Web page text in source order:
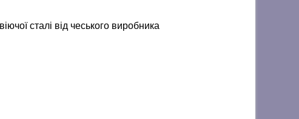
сталі від чеського виробника